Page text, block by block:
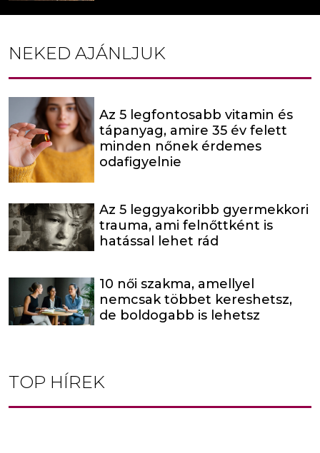
NEKED AJÁNLJUK
Az 5 legfontosabb vitamin és
tápanyag, amire 35 év felett
minden nőnek érdemes
odafigyelnie
Az 5 leggyakoribb gyermekkori
trauma, ami felnőttként is
hatással lehet rád
10 női szakma, amellyel
nemcsak többet kereshetsz,
de boldogabb is lehetsz
TOP HÍREK